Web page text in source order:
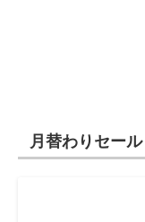
月替わりセー